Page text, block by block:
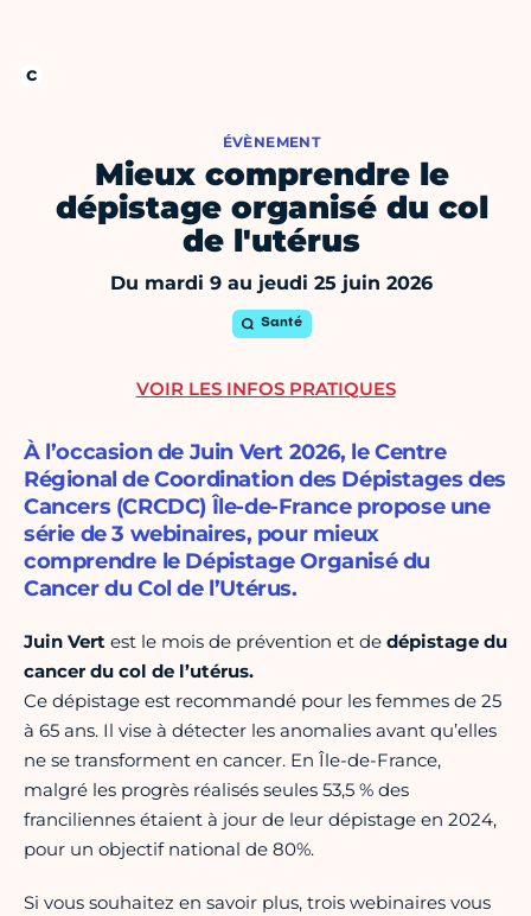
ÉVÈNEMENT
Mieux comprendre le
dépistage organisé du col
de l'utérus
Du mardi 9 au jeudi 25 juin 2026
Santé
À l’occasion de Juin Vert 2026, le Centre
Régional de Coordination des Dépistages des
Cancers (CRCDC) Île-de-France propose une
série de 3 webinaires, pour mieux
comprendre le Dépistage Organisé du
Cancer du Col de l’Utérus.
Juin Vert est le mois de prévention et de dépistage du
cancer du col de l’utérus.
Ce dépistage est recommandé pour les femmes de 25
à 65 ans. Il vise à détecter les anomalies avant qu’elles
ne se transforment en cancer. En Île-de-France,
malgré les progrès réalisés seules 53,5 % des
franciliennes étaient à jour de leur dépistage en 2024,
pour un objectif national de 80%.
Si vous souhaitez en savoir plus, trois webinaires vous
VOIR LES INFOS PRATIQUES